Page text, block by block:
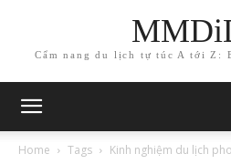
Cẩm nang du lịch tự túc A tới Z:
Home Tags Kinh nghiệm du lịch